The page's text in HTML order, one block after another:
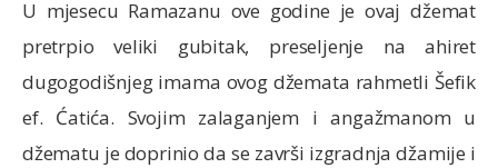
U mjesecu Ramazanu ove godine je ovaj džemat
pretrpio veliki gubitak, preseljenje na ahiret
dugogodišnjeg imama ovog džemata rahmetli Šefik
ef. Ćatića. Svojim zalaganjem i angažmanom u
džematu je doprinio da se završi izgradnja džamije i